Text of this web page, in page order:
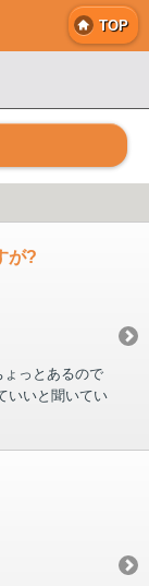
TOP
が?
っとあるので
いいと聞いてい